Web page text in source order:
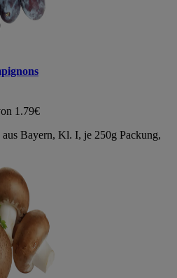
1.79€
Bayern, Kl. I, je 250g Packung,